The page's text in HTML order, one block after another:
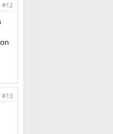
#12
#13